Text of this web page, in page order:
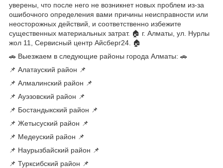
уверены, что после него не возникнет новых проблем из-за
ошибочного определения вами причины неисправности или
неосторожных действий, и соответственно избежите
существенных материальных затрат. 🏠 г. Алматы, ул. Нурлы
жол 11, Сервисный центр Айсберг24. 🏠
🚗 Выезжаем в следующие районы города Алматы: 🚗
📌 Алатауский район 📌
📌 Алмалинский район 📌
📌 Ауэзовский район 📌
📌 Бостандыкский район 📌
📌 Жетысуский район 📌
📌 Медеуский район 📌
📌 Наурызбайский район 📌
📌 Турксибский район 📌